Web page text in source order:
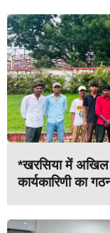
*खरसिया में अखिल
कार्यकारिणी का